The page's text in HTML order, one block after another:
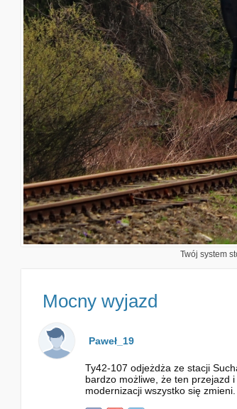
Twój system
Mocny wyjazd
Paweł_19
Ty42-107 odjeżdża ze stacji
bardzo możliwe, że ten przejazd
modernizacji wszystko się zmieni.